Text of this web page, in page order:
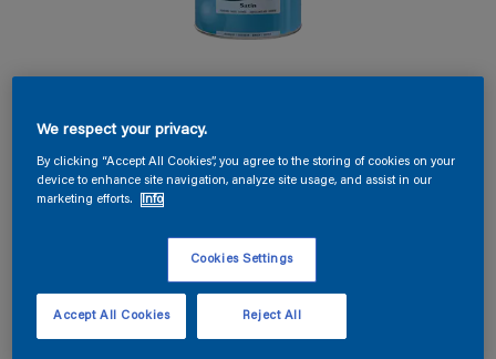
Permacryl Satin
A0.41.28
1 L
We respect your privacy.
By clicking “Accept All Cookies”, you agree to the storing of cookies on your
device to enhance site navigation, analyze site usage, and assist in our
marketing efforts.
Info
Cookies Settings
Reject All
Accept All Cookies